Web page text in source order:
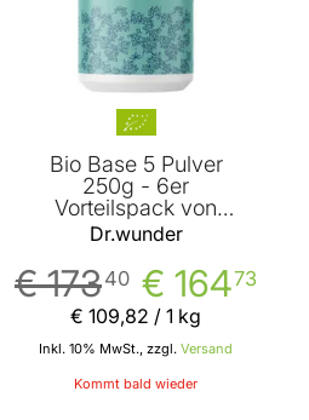
Bio Base 5 Pulver
250g - 6er
Vorteilspack von
Dr.wunder
Dr.wunder
€ 16473
€ 17340
Inkl. 10% MwSt., zzgl. Versand
€ 109,82 / 1 kg
Kommt bald wieder